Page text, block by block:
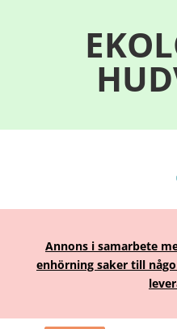
Annons i samarbete
enhörning saker till